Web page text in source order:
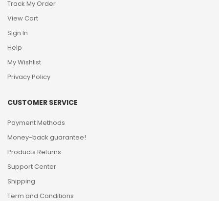
Track My Order
View Cart
Sign In
Help
My Wishlist
Privacy Policy
CUSTOMER SERVICE
Payment Methods
Money-back guarantee!
Products Returns
Support Center
Shipping
Term and Conditions